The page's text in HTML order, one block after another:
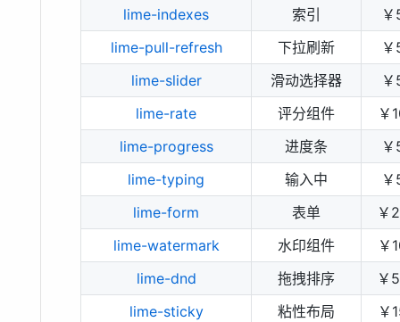
lime-indexes
索引
￥
lime-pull-refresh
下拉刷新
￥
lime-slider
滑动选择器
￥
lime-rate
评分组件
￥
lime-progress
进度条
￥
lime-typing
输入中
￥
lime-form
表单
￥
lime-watermark
水印组件
￥
lime-dnd
拖拽排序
￥
lime-sticky
粘性布局
￥